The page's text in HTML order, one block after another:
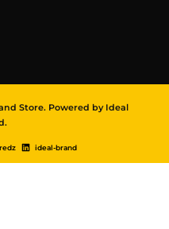
Store. Powered by Ideal
ideal-brand